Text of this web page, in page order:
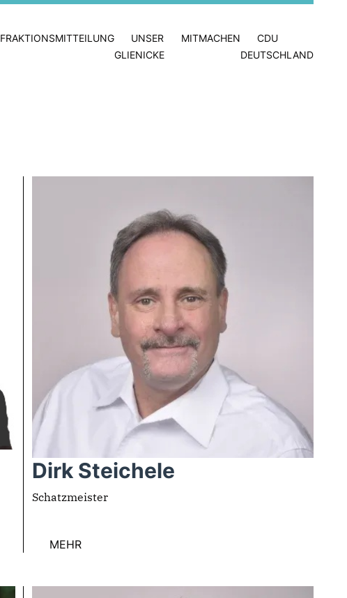
FRAKTIONSMITTEILUNG
UNSER
GLIENICKE
MITMACHEN
CDU
DEUTSCHLAND
Dirk Steichele
Schatzmeister
MEHR